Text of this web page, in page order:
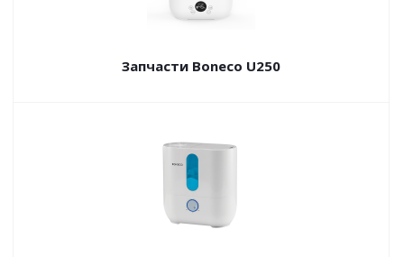
Запчасти Boneco U250